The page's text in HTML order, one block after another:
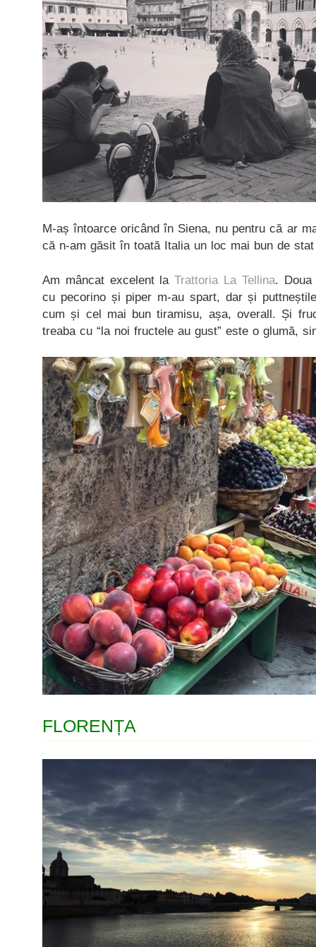
M-aș întoarce oricând în Siena, nu pentru că ar
că n-am găsit în toată Italia un loc mai bun de
Am mâncat excelent laTrattoria La Tellina. Doua
cu pecorino și piper m-au spart, dar și
cum și cel mai bun tiramisu, așa, overall. Și
treaba cu “la noi fructele au gust” este o glumă,
FLORENȚA